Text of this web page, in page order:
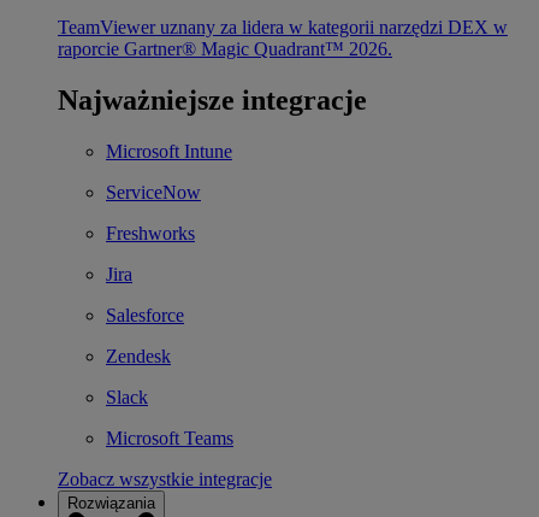
TeamViewer uznany za lidera w kategorii narzędzi DEX w
raporcie Gartner® Magic Quadrant™ 2026.
Najważniejsze integracje
Microsoft Intune
ServiceNow
Freshworks
Jira
Salesforce
Zendesk
Slack
Microsoft Teams
Zobacz wszystkie integracje
Rozwiązania